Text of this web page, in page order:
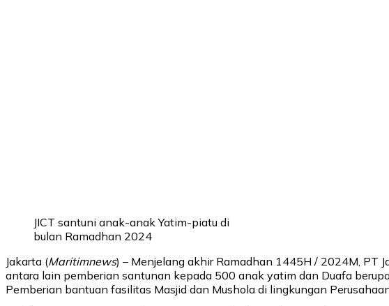
JICT santuni anak-anak Yatim-piatu di
bulan Ramadhan 2024
Jakarta (Maritimnews) – Menjelang akhir Ramadhan 1445H / 2024M, PT
antara lain pemberian santunan kepada 500 anak yatim dan Duafa
Pemberian bantuan fasilitas Masjid dan Mushola di lingkungan